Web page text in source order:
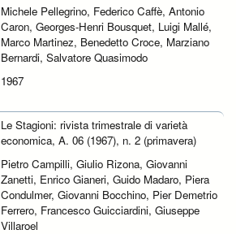
Michele Pellegrino, Federico Caffè, Antonio
Caron, Georges-Henri Bousquet, Luigi Mallé,
Marco Martinez, Benedetto Croce, Marziano
Bernardi, Salvatore Quasimodo
1967
Le Stagioni: rivista trimestrale di varietà
economica, A. 06 (1967), n. 2 (primavera)
Pietro Campilli, Giulio Rizona, Giovanni
Zanetti, Enrico Gianeri, Guido Madaro, Piera
Condulmer, Giovanni Bocchino, Pier Demetrio
Ferrero, Francesco Guicciardini, Giuseppe
Villaroel